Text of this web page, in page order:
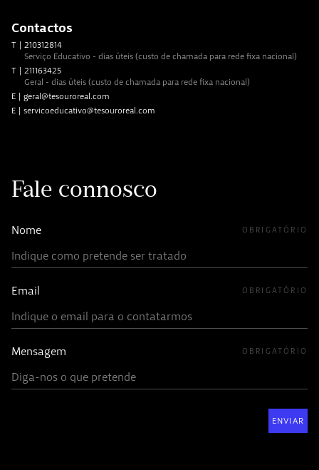
Contactos
T
210312814
Serviço Educativo - dias úteis (custo de chamada para rede fixa nacional)
T
211163425
Geral - dias úteis (custo de chamada para rede fixa nacional)
E
geral@tesouroreal.com
E
servicoeducativo@tesouroreal.com
Fale connosco
Nome OBRIGATÓRIO
Email OBRIGATÓRIO
Mensagem OBRIGATÓRIO